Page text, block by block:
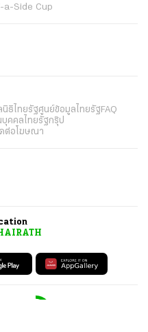
a-Side Cup
นิธิไทยรัฐศูนย์ข้อมูลไทยรัฐ FAQ
คคลไทยรัฐกรุ๊ป
ต่อโฆษณา